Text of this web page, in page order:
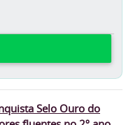
Selo Ouro do